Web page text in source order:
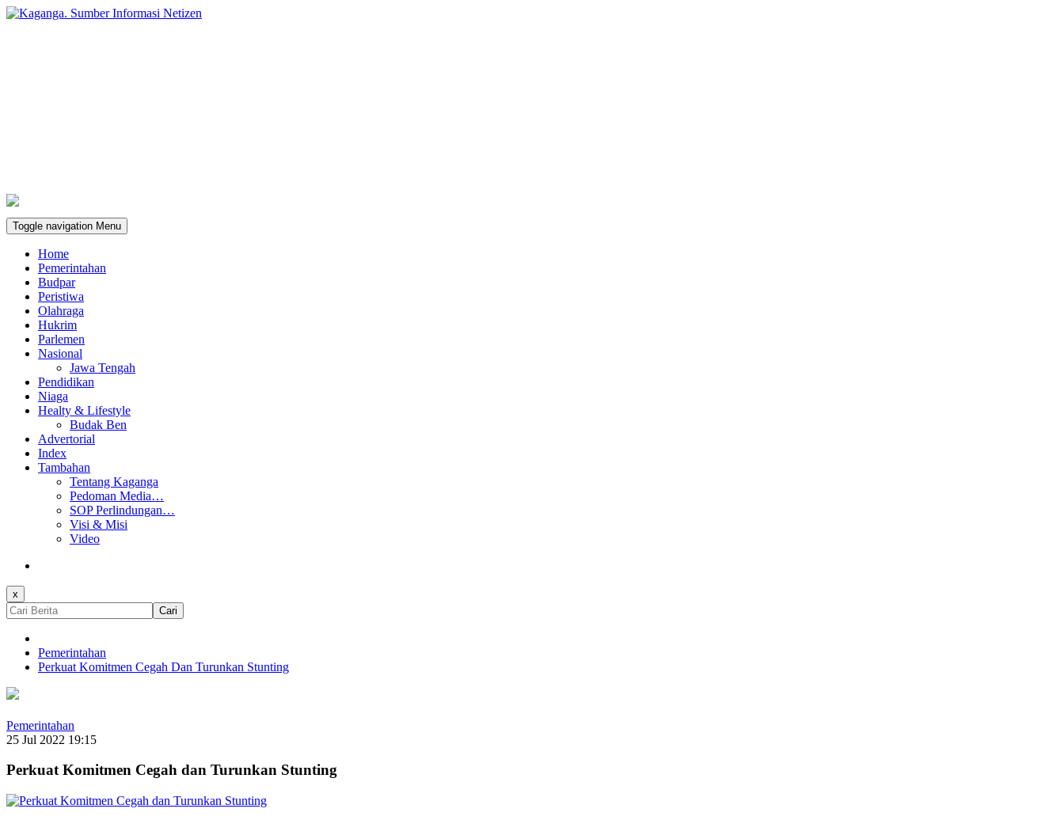
Toggle navigation Menu
Home
Pemerintahan
Budpar
Peristiwa
Olahraga
Hukrim
Parlemen
Nasional
Jawa Tengah
Pendidikan
Niaga
Healty & Lifestyle
Budak Ben
Advertorial
Index
Tambahan
Tentang Kaganga
Pedoman Media…
SOP Perlindungan…
Visi & Misi
Video
x
Cari
Pemerintahan
Perkuat Komitmen Cegah Dan Turunkan Stunting
Pemerintahan
25 Jul 2022 19:15
Perkuat Komitmen Cegah dan Turunkan Stunting